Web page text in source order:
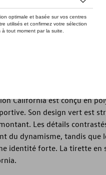
auprès de votre
California est conçu en
Son design vert est
Les détails
du dynamisme, tandis que
identité forte. La tirette en